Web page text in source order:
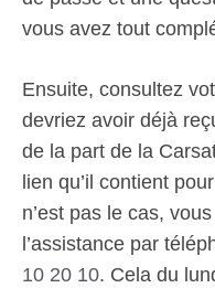
vous avez tout
Ensuite, consultez
devriez avoir déjà
de la part de la
lien qu’il contient
n’est pas le cas,
l’assistance par
10 20 10. Cela du